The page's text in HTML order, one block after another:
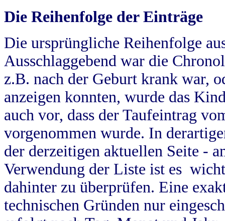
Die Reihenfolge der Einträge
Die ursprüngliche Reihenfolge
Ausschlaggebend war die
z.B. nach der Geburt krank war,
anzeigen konnten, wurde das
auch vor, dass der Taufeintrag
vorgenommen wurde. In
der derzeitigen aktuellen Seite -
Verwendung der Liste ist es
dahinter zu überprüfen. Eine
technischen Gründen nur